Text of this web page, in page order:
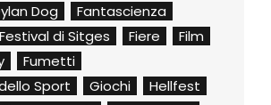
Dog
Fantascienza
Festival di Sitges Fiere
Film
Fumetti
Sport
Giochi
Hellfest